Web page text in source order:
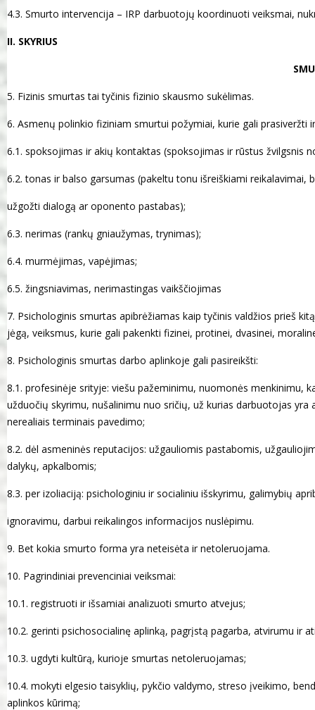
4.3. Smurto intervencija – IRP darbuotojų koordinuoti veiksmai,
II. SKYRIUS
5. Fizinis smurtas tai tyčinis fizinio skausmo sukėlimas.
6. Asmenų polinkio fiziniam smurtui požymiai, kurie gali prasiveržti
6.1. spoksojimas ir akių kontaktas (spoksojimas ir rūstus žvilgsnis
6.2. tonas ir balso garsumas (pakeltu tonu išreiškiami reikalavimai,
užgožti dialogą ar oponento pastabas);
6.3. nerimas (rankų gniaužymas, trynimas);
6.4. murmėjimas, vapėjimas;
6.5. žingsniavimas, nerimastingas vaikščiojimas
7. Psichologinis smurtas apibrėžiamas kaip tyčinis valdžios prieš
jėgą, veiksmus, kurie gali pakenkti fizinei, protinei, dvasinei,
8. Psichologinis smurtas darbo aplinkoje gali pasireikšti:
8.1. profesinėje srityje: viešu pažeminimu, nuomonės menkinimu,
užduočių skyrimu, nušalinimu nuo sričių, už kurias darbuotojas
nerealiais terminais pavedimo;
8.2. dėl asmeninės reputacijos: užgauliomis pastabomis,
dalykų, apkalbomis;
8.3. per izoliaciją: psichologiniu ir socialiniu išskyrimu, galimybių
ignoravimu, darbui reikalingos informacijos nuslėpimu.
9. Bet kokia smurto forma yra neteisėta ir netoleruojama.
10. Pagrindiniai prevenciniai veiksmai:
10.1. registruoti ir išsamiai analizuoti smurto atvejus;
10.2. gerinti psichosocialinę aplinką, pagrįstą pagarba, atvirumu ir
10.3. ugdyti kultūrą, kurioje smurtas netoleruojamas;
10.4. mokyti elgesio taisyklių, pykčio valdymo, streso įveikimo,
aplinkos kūrimą;